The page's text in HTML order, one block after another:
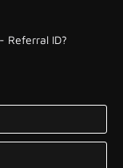
Referral ID?